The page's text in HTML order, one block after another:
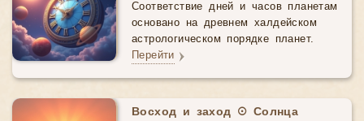
Соответствие дней и часов планетам
основано на древнем халдейском
астрологическом порядке планет.
Перейти
Восход и заход ☉ Солнца